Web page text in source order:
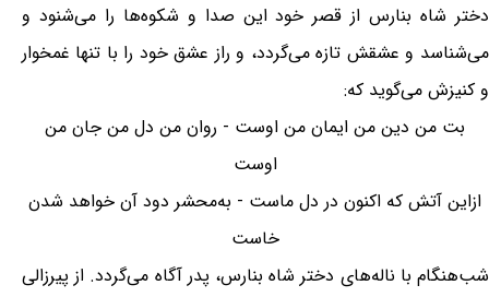
دختر شاه بنارس از قصر خود این صدا و شکوه‌ها را می‌شنود و
می‌شناسد و عشقش تازه می‌گردد، و راز عشق خود را با تنها غمخوار
و کنیزش می‌گوید که:
بت من دین من ایمان من اوست - روان من دل من جان من
اوست
ازاین آتش که اکنون در دل ماست - به‌محشر دود آن خواهد شدن
خاست
شب‌هنگام با ناله‌های دختر شاه بنارس، پدر آگاه می‌گردد. از پیرزالی